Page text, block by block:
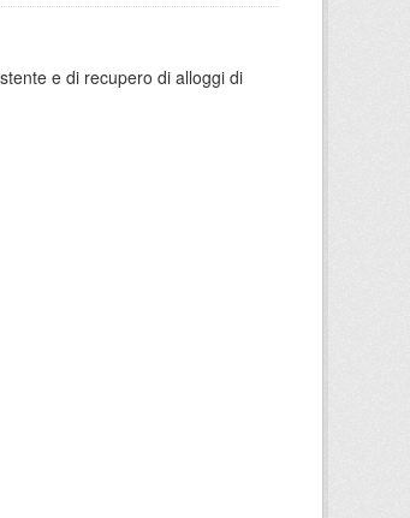
e di recupero di alloggi di